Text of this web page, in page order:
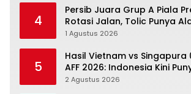
4
Persib Juara Grup A Piala
Rotasi Jalan, Tolic Punya
Percaya
1 Agustus 2026
5
Hasil Vietnam vs Singapura
AFF 2026: Indonesia Kini
Terbuka
2 Agustus 2026